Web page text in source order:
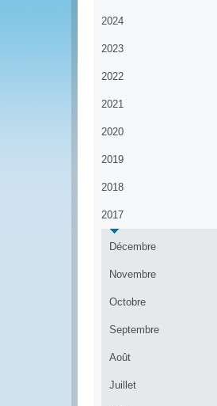
2024
2023
2022
2021
2020
2019
2018
2017
Décembre
Novembre
Octobre
Septembre
Août
Juillet